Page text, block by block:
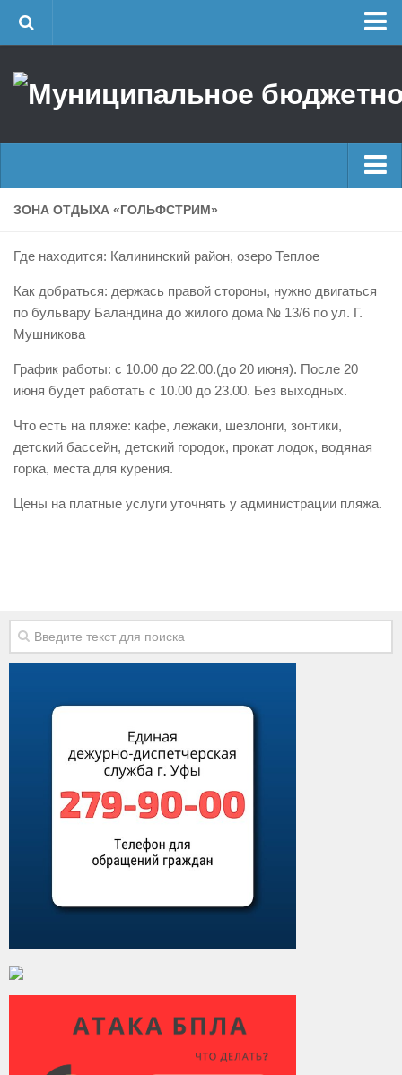
Об учреждении
Районные УГЗ
Поисково-спасательный отряд г. Уфы
Отчеты о реализации муниципальных программ
Документы
История
Виды деятельности
Обслуживание опасных производственных объектов
УГЗ рекомендует
Пресс-центр
Фотогалерея
Обращения
Главные новости
Архив
Половодье
Купальный сезон
ЗОНА ОТДЫХА «ГОЛЬФСТРИМ»
Где находится: Калининский район, озеро Теплое
Как добраться: держась правой стороны, нужно двигаться
по бульвару Баландина до жилого дома № 13/6 по ул. Г.
Мушникова
График работы: с 10.00 до 22.00.(до 20 июня). После 20
июня будет работать с 10.00 до 23.00. Без выходных.
Что есть на пляже: кафе, лежаки, шезлонги, зонтики,
детский бассейн, детский городок, прокат лодок, водяная
горка, места для курения.
Цены на платные услуги уточнять у администрации пляжа.